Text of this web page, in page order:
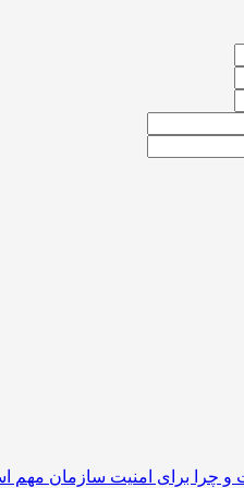
و چرا برای امنیت سازمان مهم